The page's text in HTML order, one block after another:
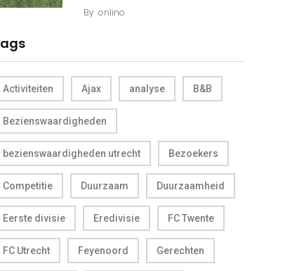
By onlino
Activiteiten Ajax analyse B&B
Bezienswaardigheden
bezienswaardigheden utrecht Bezoekers
Competitie Duurzaam Duurzaamheid
Eerste divisie Eredivisie FC Twente
FC Utrecht Feyenoord Gerechten